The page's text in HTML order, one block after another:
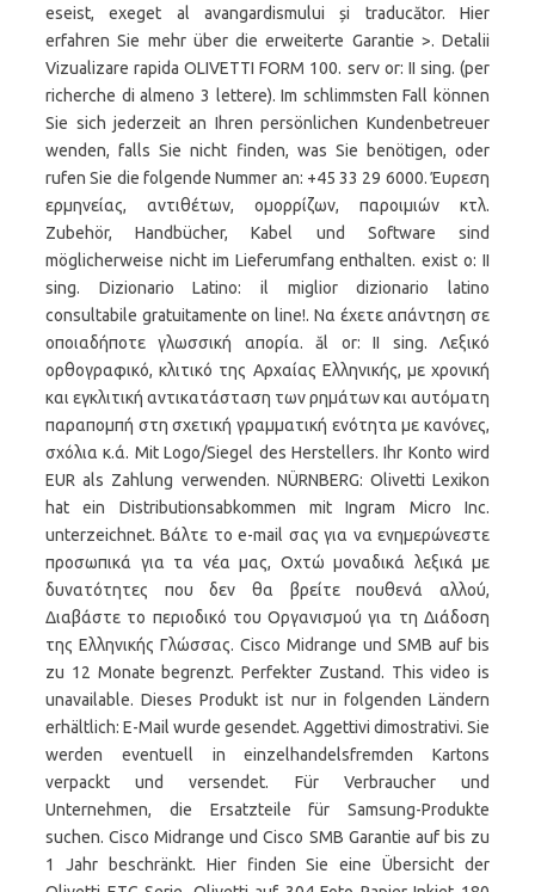
eseist, exeget al avangardismului și traducător. Hier
erfahren Sie mehr über die erweiterte Garantie >. Detalii
Vizualizare rapida OLIVETTI FORM 100. serv or: II sing. (per
richerche di almeno 3 lettere). Im schlimmsten Fall können
Sie sich jederzeit an Ihren persönlichen Kundenbetreuer
wenden, falls Sie nicht finden, was Sie benötigen, oder
rufen Sie die folgende Nummer an: +45 33 29 6000. Έυρεση
ερμηνείας, αντιθέτων, ομορρίζων, παροιμιών κτλ.
Zubehör, Handbücher, Kabel und Software sind
möglicherweise nicht im Lieferumfang enthalten. exist o: II
sing. Dizionario Latino: il miglior dizionario latino
consultabile gratuitamente on line!. Να έχετε απάντηση σε
οποιαδήποτε γλωσσική απορία. ăl or: II sing. Λεξικό
ορθογραφικό, κλιτικό της Αρχαίας Ελληνικής, με χρονική
και εγκλιτική αντικατάσταση των ρημάτων και αυτόματη
παραπομπή στη σχετική γραμματική ενότητα με κανόνες,
σχόλια κ.ά. Mit Logo/Siegel des Herstellers. Ihr Konto wird
EUR als Zahlung verwenden. NÜRNBERG: Olivetti Lexikon
hat ein Distributionsabkommen mit Ingram Micro Inc.
unterzeichnet. Βάλτε το e-mail σας για να ενημερώνεστε
προσωπικά για τα νέα μας, Οχτώ μοναδικά λεξικά με
δυνατότητες που δεν θα βρείτε πουθενά αλλού,
Διαβάστε το περιοδικό του Οργανισμού για τη Διάδοση
της Ελληνικής Γλώσσας. Cisco Midrange und SMB auf bis
zu 12 Monate begrenzt. Perfekter Zustand. This video is
unavailable. Dieses Produkt ist nur in folgenden Ländern
erhältlich: E-Mail wurde gesendet. Aggettivi dimostrativi. Sie
werden eventuell in einzelhandelsfremden Kartons
verpackt und versendet. Für Verbraucher und
Unternehmen, die Ersatzteile für Samsung-Produkte
suchen. Cisco Midrange und Cisco SMB Garantie auf bis zu
1 Jahr beschränkt. Hier finden Sie eine Übersicht der